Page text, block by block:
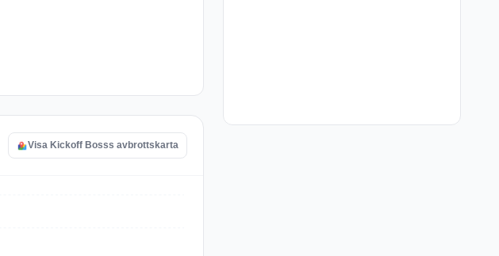
Visa Kickoff Bosss avbrottskarta